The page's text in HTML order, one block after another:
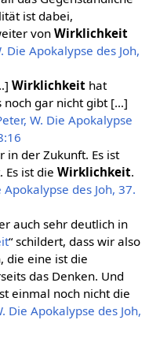
ist dabei,
von Wirklichkeit
Die Apokalypse des Joh,
Wirklichkeithat
noch gar nicht gibt […]
W. Die Apokalypse
in der Zukunft. Es ist
ist die Wirklichkeit.
Apokalypse des Joh, 37.
auch sehr deutlich in
“ schildert, dass wir also
die eine ist die
das Denken. Und
einmal noch nicht die
Die Apokalypse des Joh,